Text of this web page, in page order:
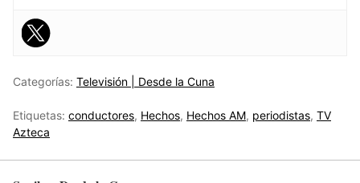
Categorías: Televisión | Desde la Cuna
Etiquetas: conductores, Hechos, Hechos AM, periodistas, TV
Azteca